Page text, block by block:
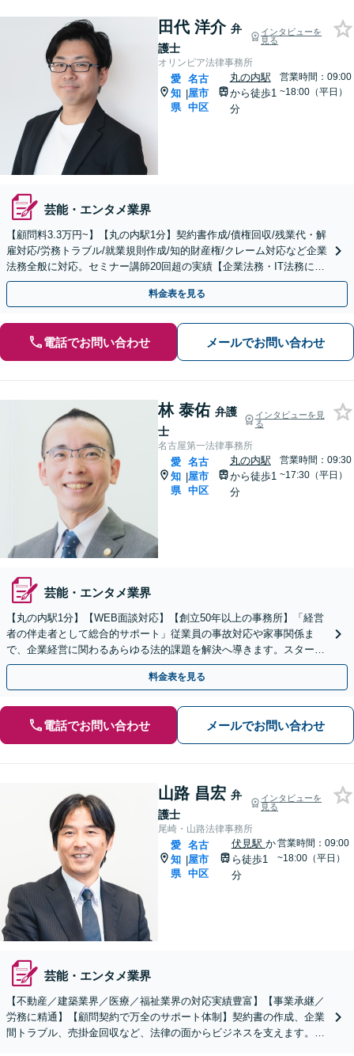
田代 洋介 弁
護士
インタビューを
見る
オリンピア法律事務所
愛
知
県
|
名古
屋市
中区
丸の内駅
から徒歩1
分
営業時間：09:00
~18:00（平日）
芸能・エンタメ業界
【顧問料3.3万円~】【丸の内駅1分】契約書作成/債権回収/残業代・解
雇対応/労務トラブル/就業規則作成/知的財産権/クレーム対応など企業
法務全般に対応。セミナー講師20回超の実績【企業法務・IT法務に精
通】
料金表を見る
電話でお問い合わせ メールでお問い合わせ
林 泰佑 弁護
士
インタビューを見
る
名古屋第一法律事務所
愛
知
県
|
名古
屋市
中区
丸の内駅
から徒歩1
分
営業時間：09:30
~17:30（平日）
芸能・エンタメ業界
【丸の内駅1分】【WEB面談対応】【創立50年以上の事務所】「経営
者の伴走者として総合的サポート」従業員の事故対応や家事関係ま
で、企業経営に関わるあらゆる法的課題を解決へ導きます。スタート
アップから中小企業まで幅広く対応【休日・夜間相談可】
料金表を見る
電話でお問い合わせ メールでお問い合わせ
山路 昌宏 弁
護士
インタビューを
見る
尾崎・山路法律事務所
愛
知
県
|
名古
屋市
中区
伏見駅 か
ら徒歩1
分
営業時間：09:00
~18:00（平日）
芸能・エンタメ業界
【不動産／建築業界／医療／福祉業界の対応実績豊富】【事業承継／
労務に精通】【顧問契約で万全のサポート体制】契約書の作成、企業
間トラブル、売掛金回収など、法律の面からビジネスを支えます。フ